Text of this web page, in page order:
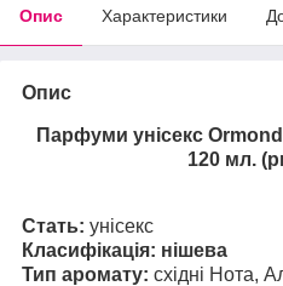
Опис Характеристики
Опис
Парфуми унісекс
120 мл.
Стать: унісекс
Класифікація: нішева
Тип аромату: східні